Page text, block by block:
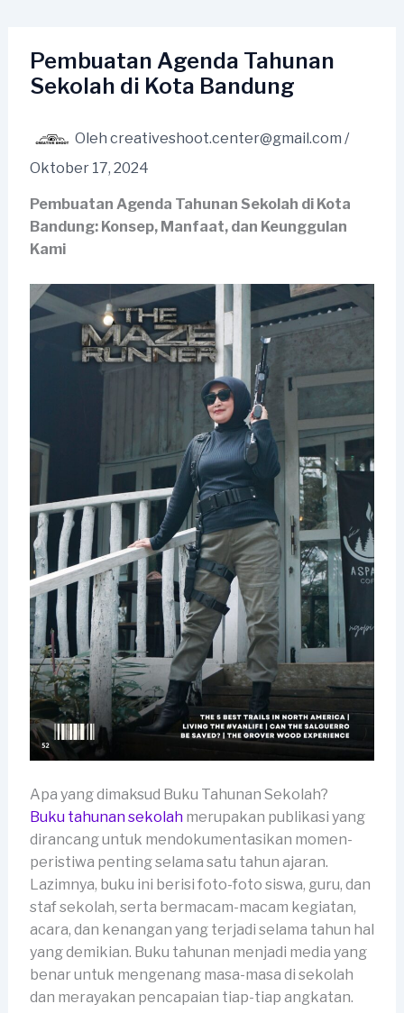
kontenPembuatan Agenda Tahunan
Sekolah di Kota Bandung
Oleh creativeshoot.center@gmail.com /
Oktober 17, 2024
Pembuatan Agenda Tahunan Sekolah di Kota
Bandung: Konsep, Manfaat, dan Keunggulan
Kami
Apa yang dimaksud Buku Tahunan Sekolah?
Buku tahunan sekolahmerupakan publikasi yang
dirancang untuk mendokumentasikan momen-
peristiwa penting selama satu tahun ajaran.
Lazimnya, buku ini berisi foto-foto siswa, guru, dan
staf sekolah, serta bermacam-macam kegiatan,
acara, dan kenangan yang terjadi selama tahun hal
yang demikian. Buku tahunan menjadi media yang
benar untuk mengenang masa-masa di sekolah
dan merayakan pencapaian tiap-tiap angkatan.